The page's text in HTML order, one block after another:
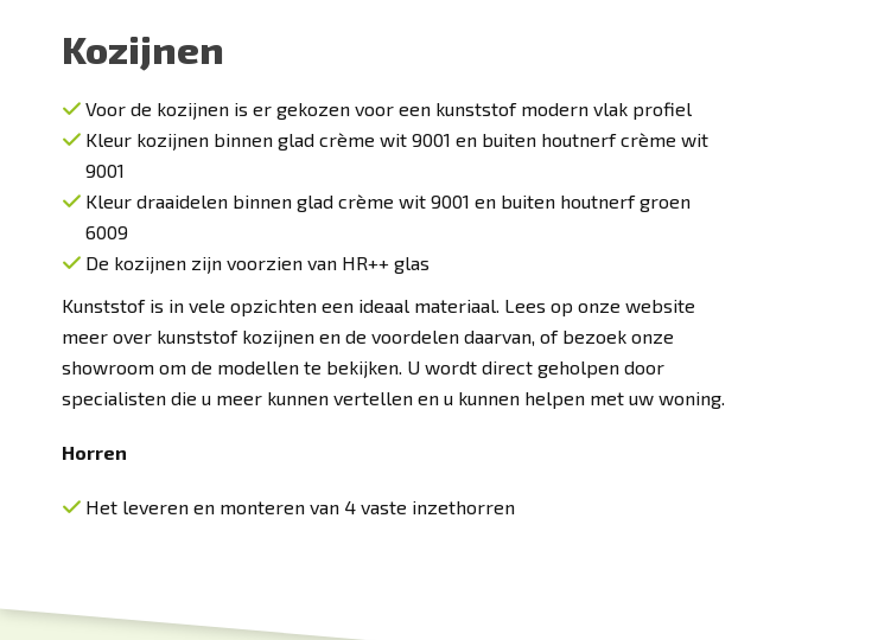
Kozijnen
Voor de kozijnen is er gekozen voor een kunststof modern vlak profiel
Kleur kozijnen binnen glad crème wit 9001 en buiten houtnerf crème wit
9001
Kleur draaidelen binnen glad crème wit 9001 en buiten houtnerf groen
6009
De kozijnen zijn voorzien van HR++ glas
Kunststof is in vele opzichten een ideaal materiaal. Lees op onze website
meer over kunststof kozijnen en de voordelen daarvan, of bezoek onze
showroom om de modellen te bekijken. U wordt direct geholpen door
specialisten die u meer kunnen vertellen en u kunnen helpen met uw woning.
Horren
Het leveren en monteren van 4 vaste inzethorren